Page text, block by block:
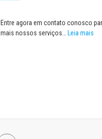
Entre agora em contato conosco
mais nossos serviços…
Leia mais